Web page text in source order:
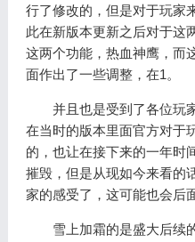
行了修改的，但是对于玩家
此在新版本更新之后对于这
这两个功能，热血神鹰，而
面作出了一些调整，在1。
并且也是受到了各位玩
在当时的版本里面官方对于
的，也让在接下来的一年时
摧毁，但是从现如今来看的
家的感受了，这可能也会后
雪上加霜的是盛大后续